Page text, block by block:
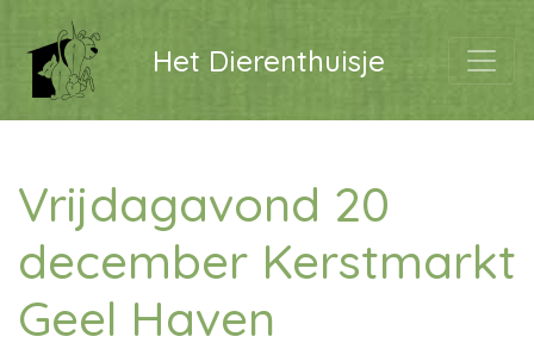
Het Dierenthuisje
Vrijdagavond 20
december Kerstmarkt
Geel Haven